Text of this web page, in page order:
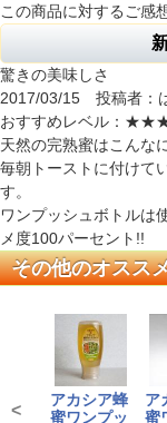
この商品に対するご感
驚きの美味しさ
2017/03/15 投稿者：
おすすめレベル：
天然の完熟蜜はこんな
毎朝トーストに付けて
す。
ワンプッシュボトルは
メ度100パーセント!!
その他のオスス
アカシア蜂
蜜ワンプッ
ア
蜜
<